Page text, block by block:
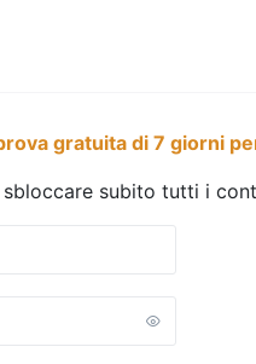
gratuita di 7 giorni
subito tutti i